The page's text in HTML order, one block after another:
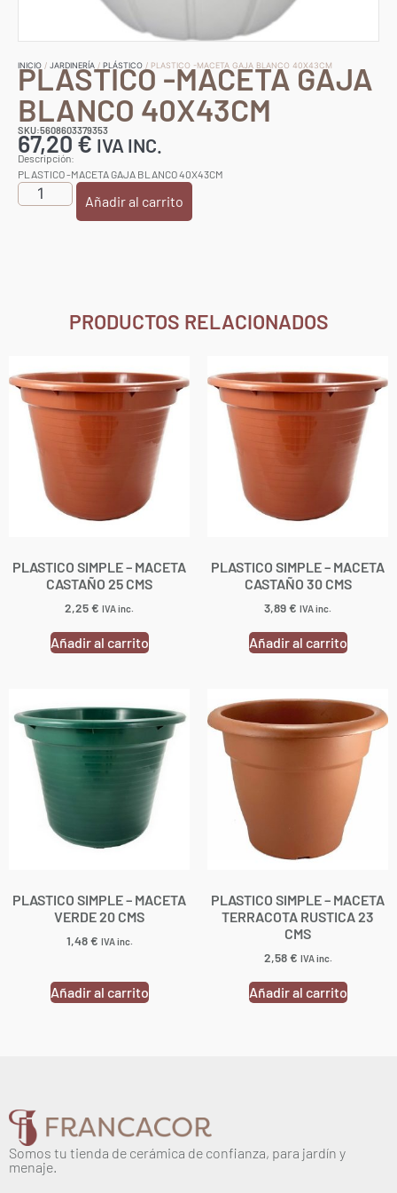
INICIO / JARDINERÍA / PLÁSTICO / PLASTICO -MACETA GAJA BLANCO 40X43CM
PLASTICO -MACETA GAJA
BLANCO 40X43CM
SKU:5608603379353
67,20€ IVA INC.
Descripción:
PLASTICO -MACETA GAJA BLANCO 40X43CM
Añadir al carrito
PRODUCTOS RELACIONADOS
PLASTICO SIMPLE – MACETA
CASTAÑO 25 CMS
2,25€ IVA inc.
Añadir al carrito
PLASTICO SIMPLE – MACETA
CASTAÑO 30 CMS
3,89€ IVA inc.
Añadir al carrito
PLASTICO SIMPLE – MACETA
VERDE 20 CMS
1,48€ IVA inc.
Añadir al carrito
PLASTICO SIMPLE – MACETA
TERRACOTA RUSTICA 23
CMS
2,58€ IVA inc.
Añadir al carrito
Somos tu tienda de cerámica de confianza, para jardín y
menaje.